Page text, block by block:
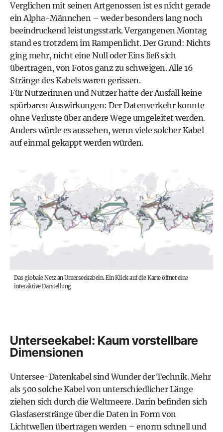
Verglichen mit seinen Artgenossen ist es nicht gerade
ein Alpha-Männchen – weder besonders lang noch
beeindruckend leistungsstark. Vergangenen Montag
stand es trotzdem im Rampenlicht. Der Grund: Nichts
ging mehr, nicht eine Null oder Eins ließ sich
übertragen, von Fotos ganz zu schweigen. Alle 16
Stränge des Kabels waren gerissen.
Für Nutzerinnen und Nutzer hatte der Ausfall keine
spürbaren Auswirkungen: Der Datenverkehr konnte
ohne Verluste über andere Wege umgeleitet werden.
Anders würde es aussehen, wenn viele solcher Kabel
auf einmal gekappt werden würden.
Das globale Netz an Unterseekabeln. Ein Klick auf die Karte öffnet eine
interaktive Darstellung
Unterseekabel: Kaum vorstellbare
Dimensionen
Untersee-Datenkabel sind Wunder der Technik. Mehr
als 500 solche Kabel von unterschiedlicher Länge
ziehen sich durch die Weltmeere. Darin befinden sich
Glasfaserstränge über die Daten in Form von
Lichtwellen übertragen werden – enorm schnell und